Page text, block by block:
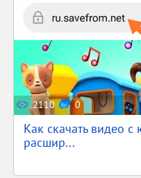
2110 0
Как скачать видео с
расшир...